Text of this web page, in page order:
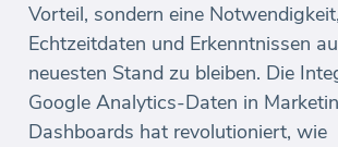
Vorteil, sondern eine
Echtzeitdaten und Erkenntnissen
neuesten Stand zu bleiben. Die
Google Analytics-Daten in
Dashboards hat revolutioniert, wie